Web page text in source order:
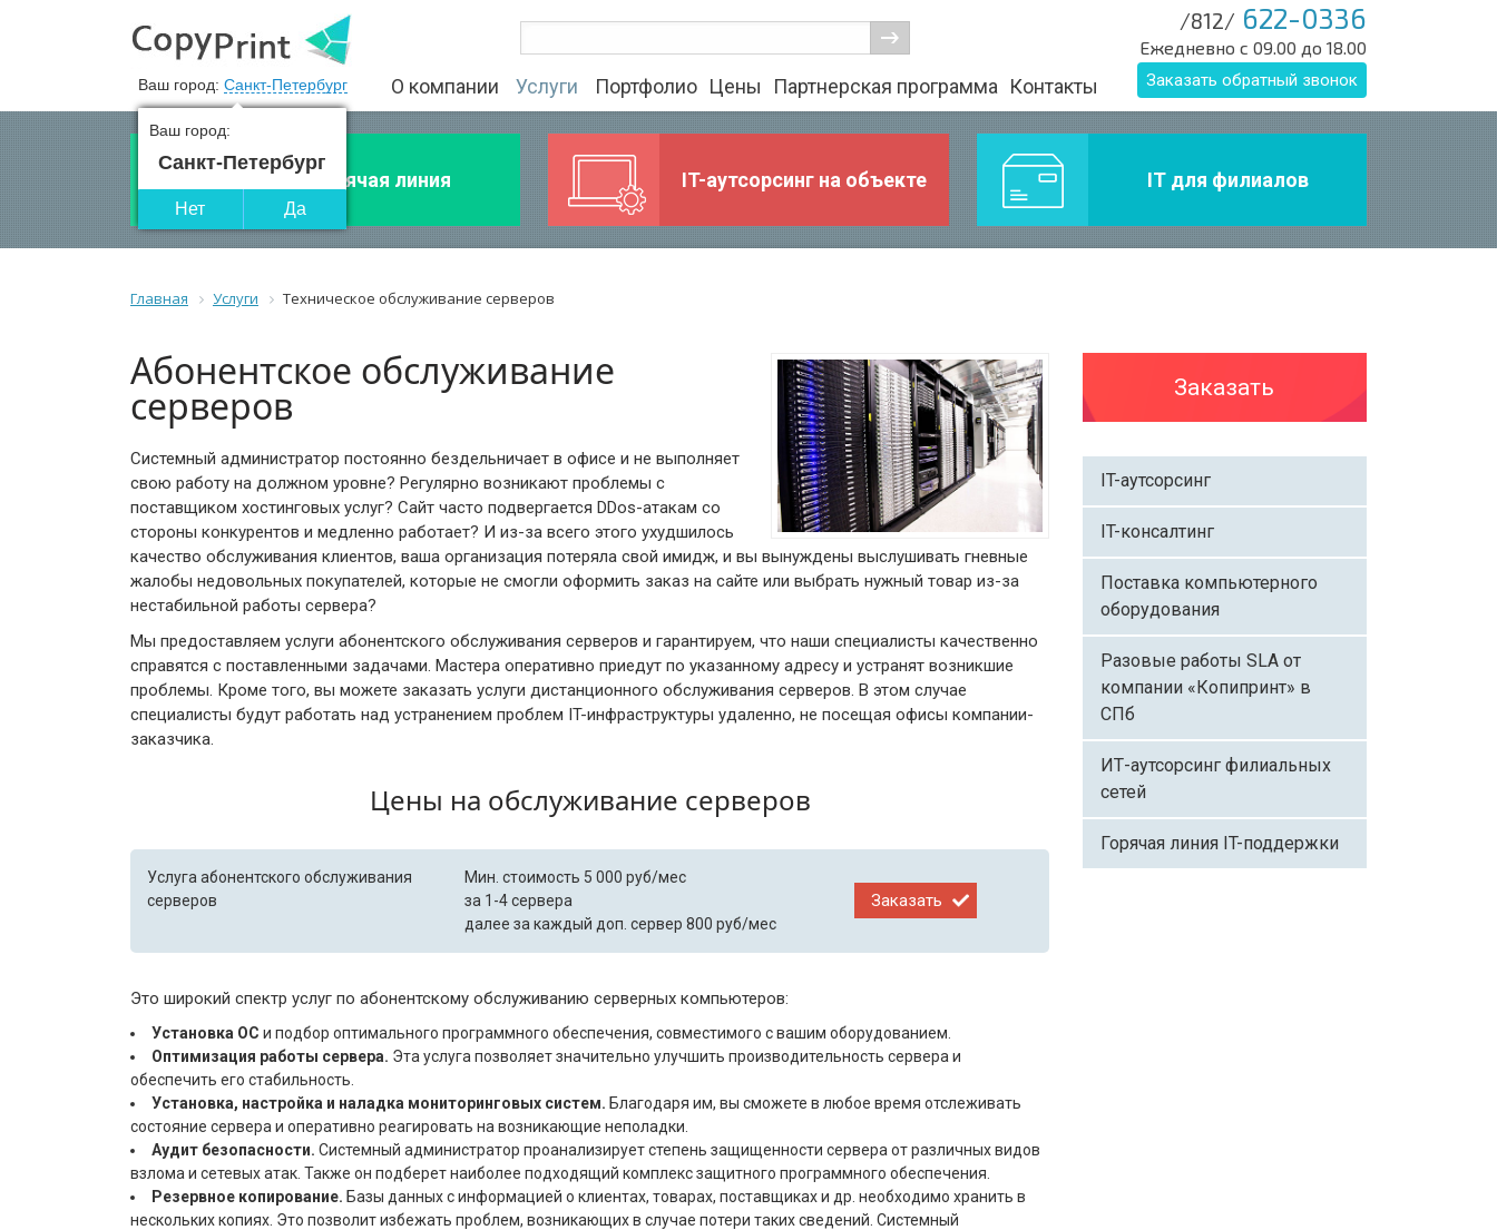
Ваш город: Санкт-Петербург
Ваш город:
Санкт-Петербург
Нет Да
/812/ 622-0336
Ежедневно с 09.00 до 18.00
Заказать обратный звонок
О компании Услуги Портфолио Цены Партнерская программа Контакты
Горячая линия IT-аутсорсинг на объекте IT для филиалов
Главная Услуги Техническое обслуживание серверов
Абонентское обслуживание
серверов
Системный администратор постоянно бездельничает в офисе и не выполняет
свою работу на должном уровне? Регулярно возникают проблемы с
поставщиком хостинговых услуг? Сайт часто подвергается DDos-атакам со
стороны конкурентов и медленно работает? И из-за всего этого ухудшилось
качество обслуживания клиентов, ваша организация потеряла свой имидж, и вы вынуждены выслушивать гневные
жалобы недовольных покупателей, которые не смогли оформить заказ на сайте или выбрать нужный товар из-за
нестабильной работы сервера?
Мы предоставляем услуги абонентского обслуживания серверов и гарантируем, что наши специалисты качественно
справятся с поставленными задачами. Мастера оперативно приедут по указанному адресу и устранят возникшие
проблемы. Кроме того, вы можете заказать услуги дистанционного обслуживания серверов. В этом случае
специалисты будут работать над устранением проблем IT-инфраструктуры удаленно, не посещая офисы компании-
заказчика.
Цены на обслуживание серверов
Услуга абонентского обслуживания
серверов
Мин. стоимость 5 000 руб/мес
за 1-4 сервера
далее за каждый доп. сервер 800 руб/мес
Заказать
Это широкий спектр услуг по абонентскому обслуживанию серверных компьютеров:
Установка ОС и подбор оптимального программного обеспечения, совместимого с вашим оборудованием.
Оптимизация работы сервера. Эта услуга позволяет значительно улучшить производительность сервера и
обеспечить его стабильность.
Установка, настройка и наладка мониторинговых систем. Благодаря им, вы сможете в любое время отслеживать
состояние сервера и оперативно реагировать на возникающие неполадки.
Аудит безопасности. Системный администратор проанализирует степень защищенности сервера от различных видов
взлома и сетевых атак. Также он подберет наиболее подходящий комплекс защитного программного обеспечения.
Резервное копирование. Базы данных с информацией о клиентах, товарах, поставщиках и др. необходимо хранить в
нескольких копиях. Это позволит избежать проблем, возникающих в случае потери таких сведений. Системный
Заказать
IT-аутсорсинг
IT-консалтинг
Поставка компьютерного
оборудования
Разовые работы SLA от
компании «Копипринт» в
СПб
ИТ-аутсорсинг филиальных
сетей
Горячая линия IT-поддержки